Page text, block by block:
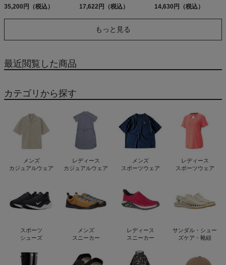
ドア ウェア アウター 防
Mountain Light Jacket K
35,200円（税込）
Face field utility vest
17,622円（税込）
FACE Hydrena Wind
14,630円（税込）
もっと見る
最近閲覧した商品
カテゴリから探す
メンズ
カジュアルウェア
レディース
カジュアルウェア
メンズ
スポーツウェア
レディース
スポーツウェア
スポーツ
シューズ
メンズ
スニーカー
レディース
スニーカー
サンダル・シュー
ズケア・靴紐